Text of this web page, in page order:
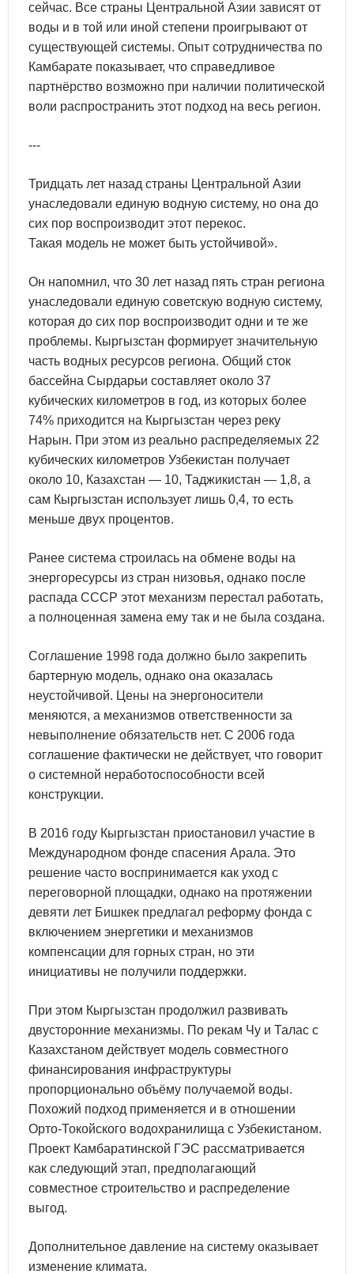
сейчас. Все страны Центральной Азии зависят от
воды и в той или иной степени проигрывают от
существующей системы. Опыт сотрудничества по
Камбарате показывает, что справедливое
партнёрство возможно при наличии политической
воли распространить этот подход на весь регион.
---
Тридцать лет назад страны Центральной Азии
унаследовали единую водную систему, но она до
сих пор воспроизводит этот перекос.
Такая модель не может быть устойчивой».
Он напомнил, что 30 лет назад пять стран региона
унаследовали единую советскую водную систему,
которая до сих пор воспроизводит одни и те же
проблемы. Кыргызстан формирует значительную
часть водных ресурсов региона. Общий сток
бассейна Сырдарьи составляет около 37
кубических километров в год, из которых более
74% приходится на Кыргызстан через реку
Нарын. При этом из реально распределяемых 22
кубических километров Узбекистан получает
около 10, Казахстан — 10, Таджикистан — 1,8, а
сам Кыргызстан использует лишь 0,4, то есть
меньше двух процентов.
Ранее система строилась на обмене воды на
энергоресурсы из стран низовья, однако после
распада СССР этот механизм перестал работать,
а полноценная замена ему так и не была создана.
Соглашение 1998 года должно было закрепить
бартерную модель, однако она оказалась
неустойчивой. Цены на энергоносители
меняются, а механизмов ответственности за
невыполнение обязательств нет. С 2006 года
соглашение фактически не действует, что говорит
о системной неработоспособности всей
конструкции.
В 2016 году Кыргызстан приостановил участие в
Международном фонде спасения Арала. Это
решение часто воспринимается как уход с
переговорной площадки, однако на протяжении
девяти лет Бишкек предлагал реформу фонда с
включением энергетики и механизмов
компенсации для горных стран, но эти
инициативы не получили поддержки.
При этом Кыргызстан продолжил развивать
двусторонние механизмы. По рекам Чу и Талас с
Казахстаном действует модель совместного
финансирования инфраструктуры
пропорционально объёму получаемой воды.
Похожий подход применяется и в отношении
Орто-Токойского водохранилища с Узбекистаном.
Проект Камбаратинской ГЭС рассматривается
как следующий этап, предполагающий
совместное строительство и распределение
выгод.
Дополнительное давление на систему оказывает
изменение климата.